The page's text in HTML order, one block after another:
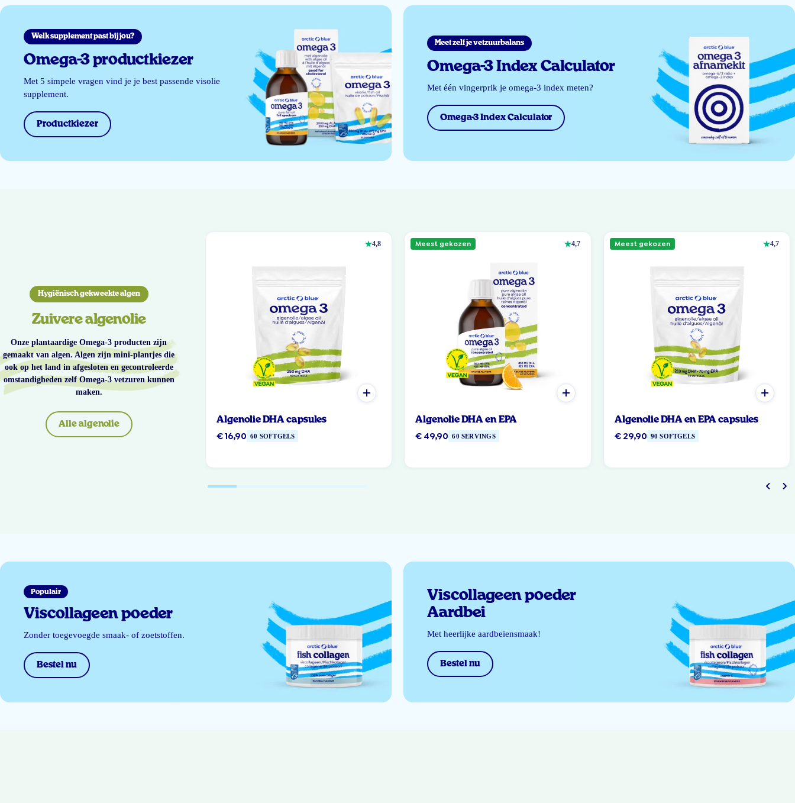
Welk supplement past bij jou?
Omega-3 productkiezer
Met 5 simpele vragen vind je je best passende visolie
supplement.
Productkiezer
Meet zelf je vetzuurbalans
Omega-3 Index Calculator
Met één vingerprik je omega-3 index meten?
Omega-3 Index Calculator
Hygiënisch gekweekte algen
Zuivere algenolie
Onze plantaardige Omega-3 producten zijn
gemaakt van algen. Algen zijn mini-plantjes die
ook op het land in afgesloten en gecontroleerde
omstandigheden zelf Omega-3 vetzuren kunnen
maken.
Alle algenolie
4,8
Algenolie DHA capsules
€ 16,90 60 SOFTGELS
Meest gekozen 4,7
Algenolie DHA en EPA
€ 49,90 60 SERVINGS
Meest gekozen 4,7
Algenolie DHA en EPA capsules
€ 29,90 90 SOFTGELS
Populair
Viscollageen poeder
Zonder toegevoegde smaak- of zoetstoffen.
Bestel nu
Viscollageen poeder
Aardbei
Met heerlijke aardbeiensmaak!
Bestel nu